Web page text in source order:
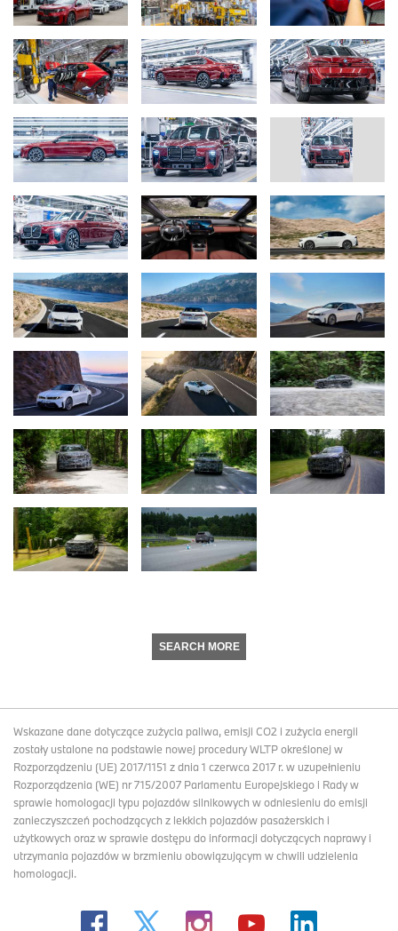
SEARCH MORE
Wskazane dane dotyczące zużycia paliwa, emisji CO2 i zużycia energii
zostały ustalone na podstawie nowej procedury WLTP określonej w
Rozporządzeniu (UE) 2017/1151 z dnia 1 czerwca 2017 r. w uzupełnieniu
Rozporządzenia (WE) nr 715/2007 Parlamentu Europejskiego i Rady w
sprawie homologacji typu pojazdów silnikowych w odniesieniu do emisji
zanieczyszczeń pochodzących z lekkich pojazdów pasażerskich i
użytkowych oraz w sprawie dostępu do informacji dotyczących naprawy i
utrzymania pojazdów w brzmieniu obowiązującym w chwili udzielenia
homologacji.